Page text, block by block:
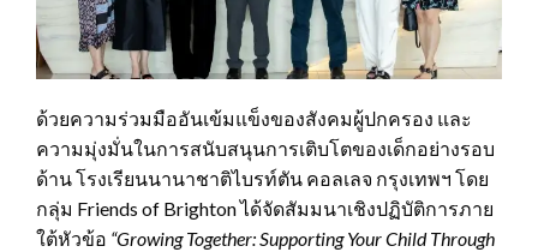
ด้วยความร่วมมืออันเข้มแข็งของสังคมผู้ปกครอง และ
ความมุ่งมั่นในการสนับสนุนการเติบโตของเด็กอย่างรอบ
ด้าน โรงเรียนนานาชาติไบรท์ตัน คอลเลจ กรุงเทพฯ โดย
กลุ่ม Friends of Brighton ได้จัดสัมมนาเชิงปฏิบัติการภาย
ใต้หัวข้อ “Growing Together: Supporting Your Child Through